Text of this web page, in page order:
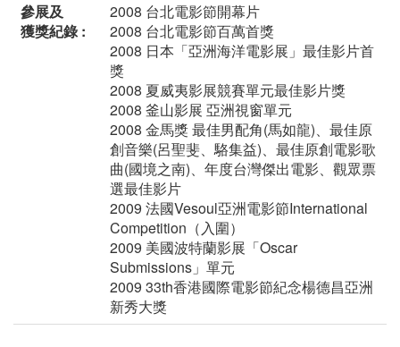
參展及
獲獎紀錄 :
2008 台北電影節開幕片
2008 台北電影節百萬首獎
2008 日本「亞洲海洋電影展」最佳影片首
獎
2008 夏威夷影展競賽單元最佳影片獎
2008 釜山影展 亞洲視窗單元
2008 金馬獎 最佳男配角(馬如龍)、最佳原
創音樂(呂聖斐、駱集益)、最佳原創電影歌
曲(國境之南)、年度台灣傑出電影、觀眾票
選最佳影片
2009 法國Vesoul亞洲電影節International
Competition（入圍）
2009 美國波特蘭影展「Oscar
Submissions」單元
2009 33th香港國際電影節紀念楊德昌亞洲
新秀大獎